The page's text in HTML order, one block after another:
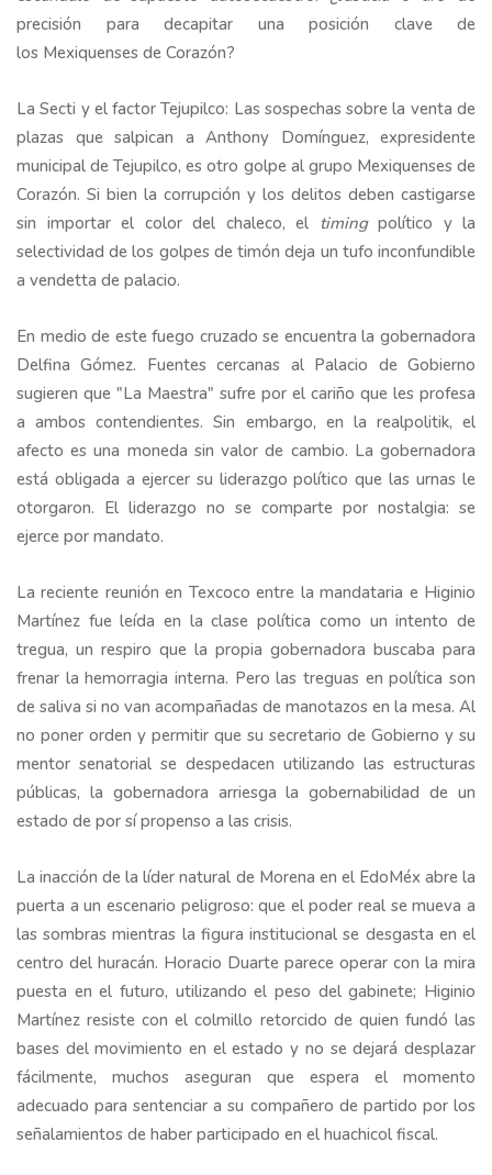
precisión para decapitar una posición clave de
los Mexiquenses de Corazón?
La Secti y el factor Tejupilco: Las sospechas sobre la venta de
plazas que salpican a Anthony Domínguez, expresidente
municipal de Tejupilco, es otro golpe al grupo Mexiquenses de
Corazón. Si bien la corrupción y los delitos deben castigarse
sin importar el color del chaleco, el timingpolítico y la
selectividad de los golpes de timón deja un tufo inconfundible
a vendetta de palacio.
En medio de este fuego cruzado se encuentra la gobernadora
Delfina Gómez. Fuentes cercanas al Palacio de Gobierno
sugieren que "La Maestra" sufre por el cariño que les profesa
a ambos contendientes. Sin embargo, en la realpolitik, el
afecto es una moneda sin valor de cambio. La gobernadora
está obligada a ejercer su liderazgo político que las urnas le
otorgaron. El liderazgo no se comparte por nostalgia: se
ejerce por mandato.
La reciente reunión en Texcoco entre la mandataria e Higinio
Martínez fue leída en la clase política como un intento de
tregua, un respiro que la propia gobernadora buscaba para
frenar la hemorragia interna. Pero las treguas en política son
de saliva si no van acompañadas de manotazos en la mesa. Al
no poner orden y permitir que su secretario de Gobierno y su
mentor senatorial se despedacen utilizando las estructuras
públicas, la gobernadora arriesga la gobernabilidad de un
estado de por sí propenso a las crisis.
La inacción de la líder natural de Morena en el EdoMéx abre la
puerta a un escenario peligroso: que el poder real se mueva a
las sombras mientras la figura institucional se desgasta en el
centro del huracán. Horacio Duarte parece operar con la mira
puesta en el futuro, utilizando el peso del gabinete; Higinio
Martínez resiste con el colmillo retorcido de quien fundó las
bases del movimiento en el estado y no se dejará desplazar
fácilmente, muchos aseguran que espera el momento
adecuado para sentenciar a su compañero de partido por los
señalamientos de haber participado en el huachicol fiscal.